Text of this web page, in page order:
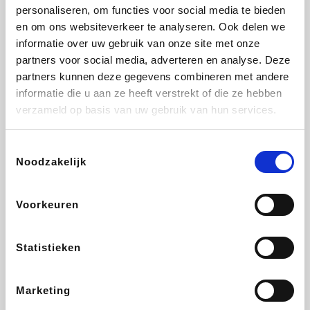
personaliseren, om functies voor social media te bieden
en om ons websiteverkeer te analyseren. Ook delen we
informatie over uw gebruik van onze site met onze
partners voor social media, adverteren en analyse. Deze
partners kunnen deze gegevens combineren met andere
informatie die u aan ze heeft verstrekt of die ze hebben
verzameld op basis van uw gebruik van hun services.
Noodzakelijk
Voorkeuren
Statistieken
Marketing
Vidaxl Lampenlicht.be Adidas Hotels.com
DectDirect
Brussels Airlines
ZEB Get Your Guide